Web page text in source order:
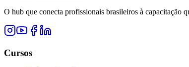
O hub que conecta profissionais brasileiros à capacitação
Cursos